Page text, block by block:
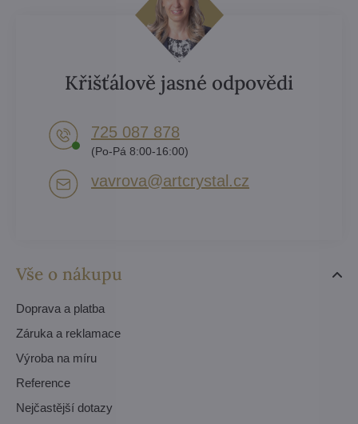
Vše o nákupu
Doprava a platba
Záruka a reklamace
Výroba na míru
Reference
Nejčastější dotazy
Křišťálově jasné odpovědi
725 087 878​
(Po-Pá 8:00-16:00)
vavrova​@artcrystal​.cz